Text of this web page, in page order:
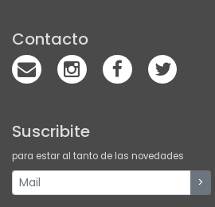
Contacto
Suscribite
para estar al tanto de las novedades